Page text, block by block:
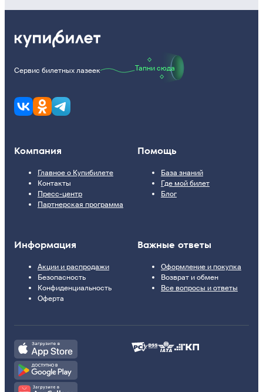
Сервис билетных лазеек Тапни сюда
Компания
Главное о Купибилете
Контакты
Пресс-центр
Партнерская программа
Помощь
База знаний
Где мой билет
Блог
Информация
Акции и распродажи
Безопасность
Конфиденциальность
Оферта
Важные ответы
Оформление и покупка
Возврат и обмен
Все вопросы и ответы